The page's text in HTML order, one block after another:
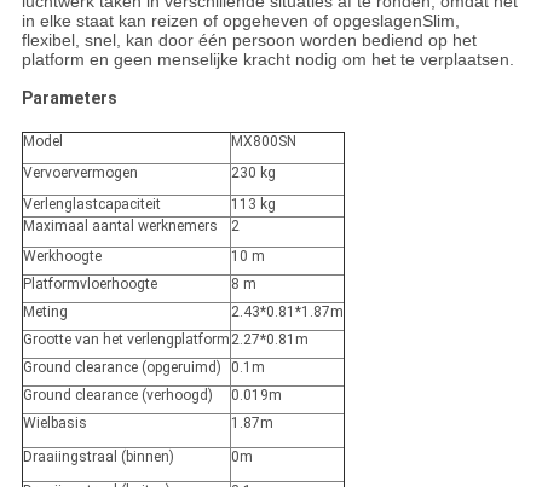
in elke staat kan reizen of opgeheven of opgeslagenSlim,
flexibel, snel, kan door één persoon worden bediend op het
platform en geen menselijke kracht nodig om het te verplaatsen.
Parameters
Model
MX800SN
Vervoervermogen
230 kg
Verlenglastcapaciteit
113 kg
Maximaal aantal werknemers
2
Werkhoogte
10 m
Platformvloerhoogte
8 m
Meting
2.43*0.81*1.87m
Grootte van het verlengplatform 2.27*0.81m
Ground clearance (opgeruimd)
0.1m
Ground clearance (verhoogd)
0.019m
Wielbasis
1.87m
Draaiingstraal (binnen)
0m